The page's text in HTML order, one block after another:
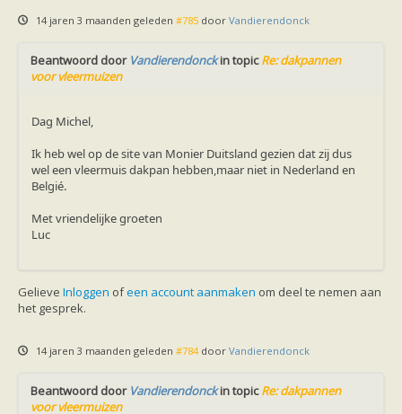
Gebiedsbescherming
Vleermuisprotocol
Knelpunten in vleermuisbescherming
vleermuiskasten kopen/ ophangen
Landelijk zoogdierwerkgroepen
Regionale of provinciale werkgroepen
Landelijke natuurverenigingen
Ik ben op zoek naar een detector
Ecologie en soorten
Verblijfplaatsen
Soorten
Baardvleermuis
14 jaren 3 maanden geleden #785 door Vandierendonck
Beantwoord door Vandierendonckin topicRe: dakpannen
voor vleermuizen
Dag Michel,
Ik heb wel op de site van Monier Duitsland gezien dat zij dus
wel een vleermuis dakpan hebben,maar niet in Nederland en
Belgié.
Met vriendelijke groeten
Luc
Gelieve Inloggen ofeen account aanmaken om deel te nemen aan
het gesprek.
14 jaren 3 maanden geleden #784 door Vandierendonck
Beantwoord door Vandierendonckin topicRe: dakpannen
voor vleermuizen